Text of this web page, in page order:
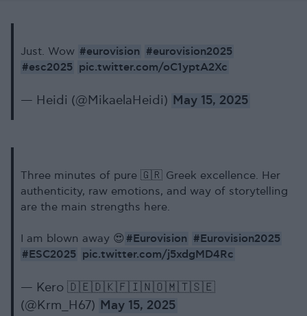
Just. Wow #eurovision #eurovision2025
#esc2025 pic.twitter.com/oC1yptA2Xc
— Heidi (@MikaelaHeidi) May 15, 2025
Three minutes of pure 🇬🇷 Greek excellence. Her
authenticity, raw emotions, and way of storytelling
are the main strengths here.
I am blown away 😍 #Eurovision #Eurovision2025
#ESC2025 pic.twitter.com/j5xdgMD4Rc
— Kero 🇩🇪🇩🇰🇫🇮🇳🇴🇲🇹🇸🇪
(@Krm_H67) May 15, 2025